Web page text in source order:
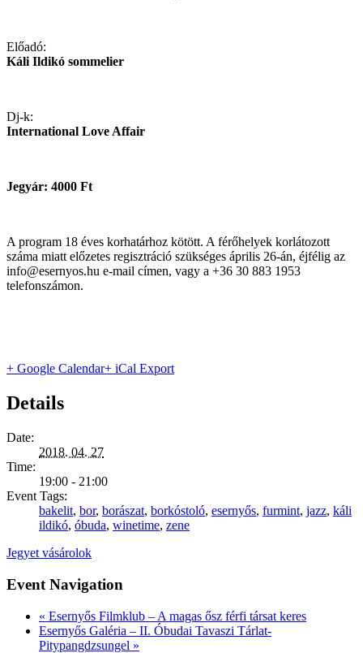
Előadó:
Káli Ildikó sommelier
Dj-k:
International Love Affair
Jegyár: 4000 Ft
A program 18 éves korhatárhoz kötött. A férőhelyek korlátozott
száma miatt előzetes regisztráció szükséges április 26-án, éjfélig az
info@esernyos.hu e-mail címen, vagy a +36 30 883 1953
telefonszámon.
+ Google Calendar+ iCal Export
Details
Date:
2018. 04. 27
Time:
19:00 - 21:00
Event Tags:
bakelit, bor, borászat, borkóstoló, esernyős, furmint, jazz, káli
ildikó, óbuda, winetime, zene
Jegyet vásárolok
Event Navigation
« Esernyős Filmklub – A magas ősz férfi társat keres
Esernyős Galéria – II. Óbudai Tavaszi Tárlat-
Pitypangdzsungel »